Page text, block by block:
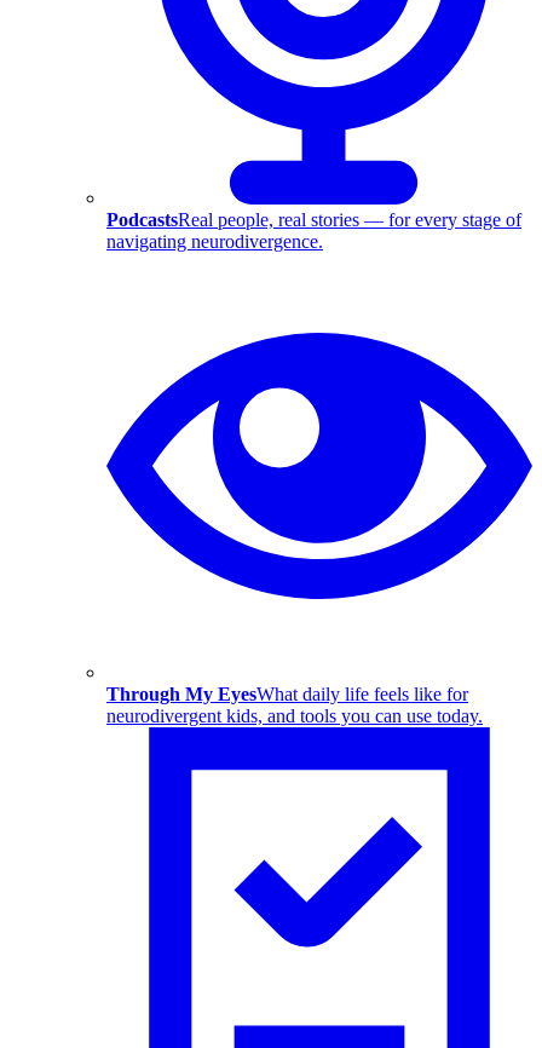
PodcastsReal people, real stories — for every stage of
navigating neurodivergence.
Through My EyesWhat daily life feels like for
neurodivergent kids, and tools you can use today.